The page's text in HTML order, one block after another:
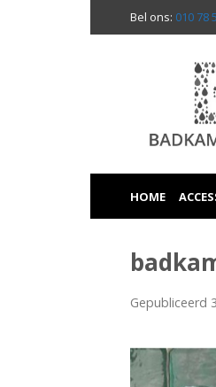
Bel ons: 010 78
HOME
Gepubliceerd